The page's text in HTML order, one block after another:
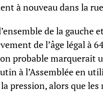
à nouveau dans la
de la gauche
de l’âge légal à
probable marquerait
à l’Assemblée en
pression, alors que